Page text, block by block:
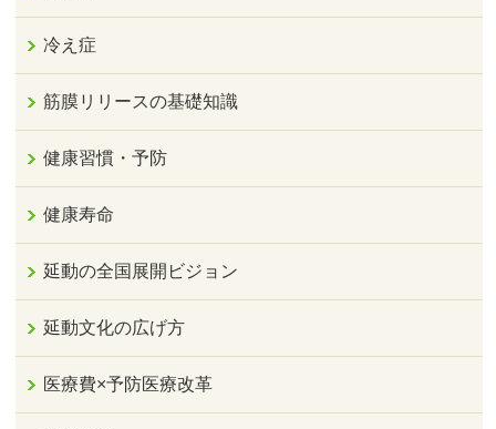
冷え症
筋膜リリースの基礎知識
健康習慣・予防
健康寿命
延動の全国展開ビジョン
延動文化の広げ方
医療費×予防医療改革